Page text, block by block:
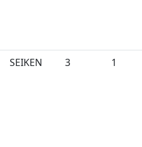
SEIKEN 3 1